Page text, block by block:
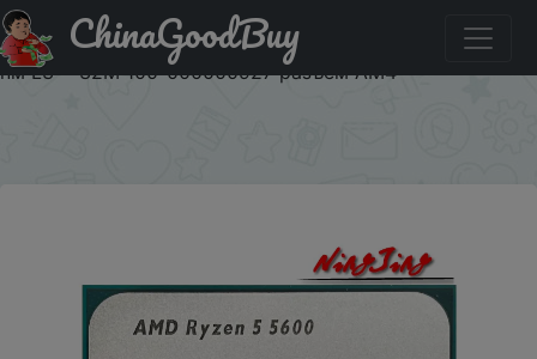
Знижка на Процессор AMD Ryzen 5 5600 R5 5600 3,5
ГГц шестиядерный двенадцатипоточный процессор 7
нм L3 = 32M 100-000000927 разъем AM4
ChinaGoodBuy